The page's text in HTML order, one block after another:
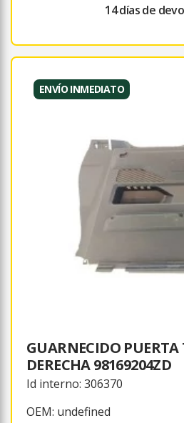
14 días de
ENVÍO INMEDIATO
GUARNECIDO PUERTA
DERECHA 98169204ZD
Id interno: 306370
OEM: undefined